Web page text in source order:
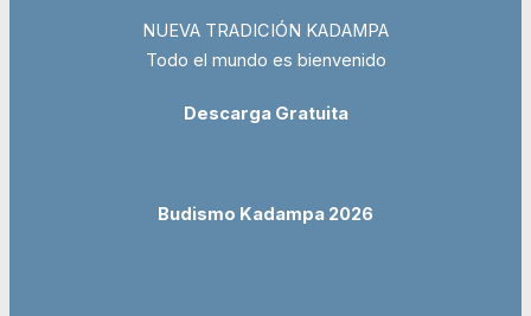
NUEVA TRADICIÓN KADAMPA
Todo el mundo es bienvenido
Descarga Gratuita
Budismo Kadampa 2026